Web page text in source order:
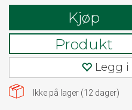
Kjøp
Produkt
Legg
Ikke på lager (12 dager)